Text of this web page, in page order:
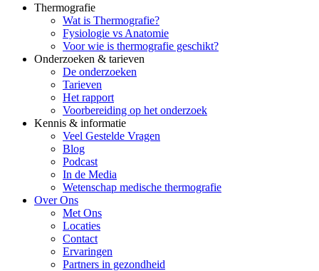
Thermografie
Wat is Thermografie?
Fysiologie vs Anatomie
Voor wie is thermografie geschikt?
Onderzoeken & tarieven
De onderzoeken
Tarieven
Het rapport
Voorbereiding op het onderzoek
Kennis & informatie
Veel Gestelde Vragen
Blog
Podcast
In de Media
Wetenschap medische thermografie
Over Ons
Met Ons
Locaties
Contact
Ervaringen
Partners in gezondheid